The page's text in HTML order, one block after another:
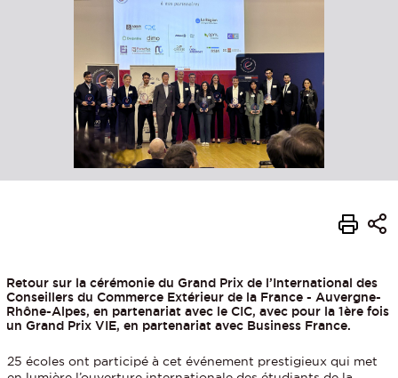
Retour sur la cérémonie du Grand Prix de l’International des
Conseillers du Commerce Extérieur de la France - Auvergne-
Rhône-Alpes, en partenariat avec le CIC, avec pour la 1ère fois
un Grand Prix VIE, en partenariat avec Business France.
25 écoles ont participé à cet événement prestigieux qui met